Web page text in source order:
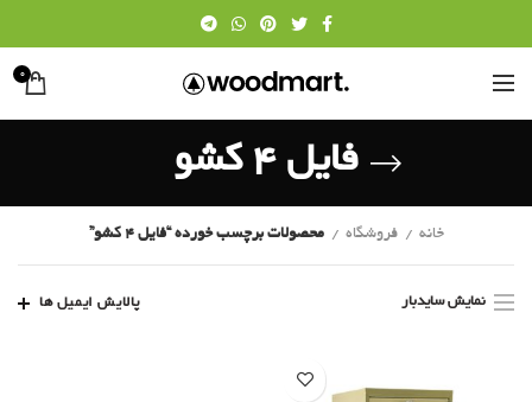
0
فایل 4 کشو
خانه فروشگاه محصولات برچسب خورده “فایل 4 کشو”
نمایش سایدبار پالایش ایمیل ها